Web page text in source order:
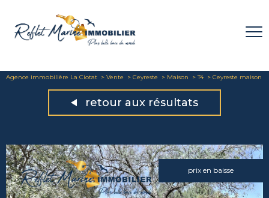
Agence immobilière La Ciotat Vente Ceyreste Maison T4 Ceyreste maison
retour aux résultats
prix en baisse